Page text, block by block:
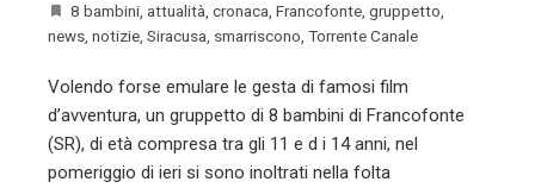
8 bambini, attualità, cronaca, Francofonte, gruppetto,
news, notizie, Siracusa, smarriscono, Torrente Canale
Volendo forse emulare le gesta di famosi film
d’avventura, un gruppetto di 8 bambini di Francofonte
(SR), di età compresa tra gli 11 e d i 14 anni, nel
pomeriggio di ieri si sono inoltrati nella folta